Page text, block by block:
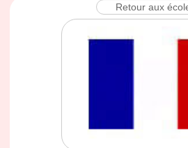
Retour aux